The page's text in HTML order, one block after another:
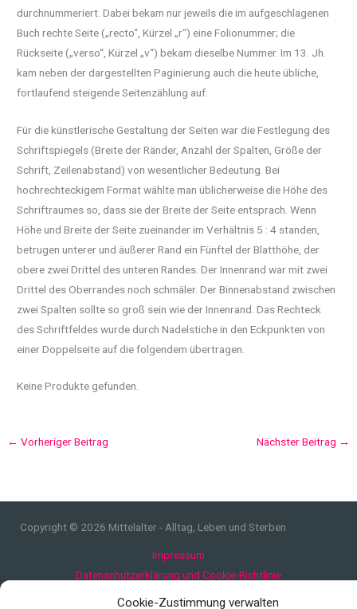
Cookie-Zustimmung verwalten
durchnummeriert. Dabei bekam nur jeweils die im aufgeschlagenen
Buch rechte Seite („recto“, Kürzel „r“) eine Folionummer; die
Rückseite („verso“, Kürzel „v“) bekam dieselbe Nummer. Im 13. Jh.
kam neben der dargestellten Paginierung auch die heute übliche,
fortlaufend steigende Seitenzählung auf.
Für die künstlerische Gestaltung der Seiten war die Festlegung des
Schriftspiegels (Breite der Ränder, Anzahl der Spalten, Größe der
Schrift, Zeilenabstand) von wesentlicher Bedeutung. Bei
hochrechteckigem Format wählte man üblicherweise die Höhe des
Schriftraumes so, dass sie der Breite der Seite entsprach. Wenn
Höhe und Breite der Seite zueinander im Verhältnis 5 : 4 standen,
betrugen unterer und äußerer Rand ein Fünftel der Blatthöhe, der
obere zwei Drittel des unteren Randes. Der Innenrand war mit zwei
Drittel des Oberrandes noch schmäler. Der Binnenabstand zwischen
zwei Spalten sollte so groß sein wie der Innenrand. Das Rechteck
des Schriftfeldes wurde durch Nadelstiche in den Eckpunkten von
einer Doppelseite auf die folgendem übertragen.
Keine Produkte gefunden.
← Vorheriger Beitrag Nächster Beitrag →
Copyright © 2026 Mittelalter - Alltag, Leben und Sterben
Impressum
Datenschutzerklärung und Cookie-Richtlinie